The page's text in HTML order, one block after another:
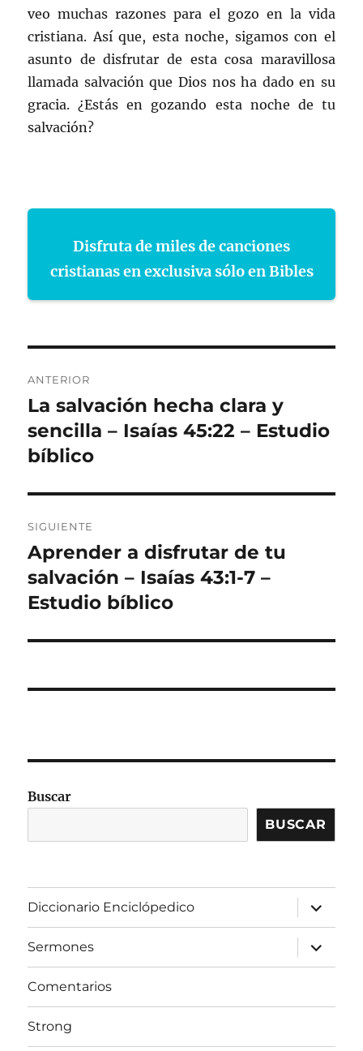
veo muchas razones para el gozo en la vida
cristiana. Así que, esta noche, sigamos con el
asunto de disfrutar de esta cosa maravillosa
llamada salvación que Dios nos ha dado en su
gracia. ¿Estás en gozando esta noche de tu
salvación?
Disfruta de miles de canciones
cristianas en exclusiva sólo en Bibles
de
entradas
ANTERIOR
Entrada
anterior:
La salvación hecha clara y
sencilla – Isaías 45:22 – Estudio
bíblico
SIGUIENTE
Entrada
siguiente:
Aprender a disfrutar de tu
salvación – Isaías 43:1-7 –
Estudio bíblico
Buscar
BUSCAR
Diccionario Enciclópedico
expandir
el
menú
inferior
Sermones
expandir
el
menú
Comentarios
Strong